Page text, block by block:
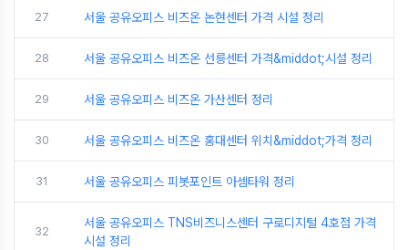
27 서울 공유오피스 비즈온 논현센터 가격 시설 정리
28 서울 공유오피스 비즈온 선릉센터 가격&middot;시설 정리
29 서울 공유오피스 비즈온 가산센터 정리
30 서울 공유오피스 비즈온 홍대센터 위치&middot;가격 정리
31 서울 공유오피스 피봇포인트 아셈타워 정리
32
서울 공유오피스 TNS비즈니스센터 구로디지털 4호점 가격
시설 정리